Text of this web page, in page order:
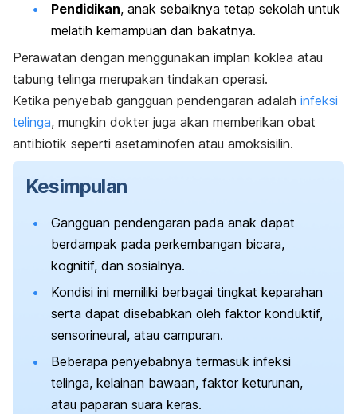
Pendidikan, anak sebaiknya tetap sekolah untuk
melatih kemampuan dan bakatnya.
Perawatan dengan menggunakan implan koklea atau
tabung telinga merupakan tindakan operasi.
Ketika penyebab gangguan pendengaran adalah infeksi
telinga, mungkin dokter juga akan memberikan obat
antibiotik seperti asetaminofen atau amoksisilin.
Kesimpulan
Gangguan pendengaran pada anak dapat
berdampak pada perkembangan bicara,
kognitif, dan sosialnya.
Kondisi ini memiliki berbagai tingkat keparahan
serta dapat disebabkan oleh faktor konduktif,
sensorineural, atau campuran.
Beberapa penyebabnya termasuk infeksi
telinga, kelainan bawaan, faktor keturunan,
atau paparan suara keras.